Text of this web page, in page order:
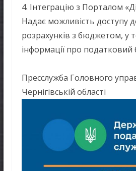
4. Інтеграцію з Порталом
Надає можливість доступу
розрахунків з бюджетом, у
інформації про
Пресслужба Головного
Чернігівській області